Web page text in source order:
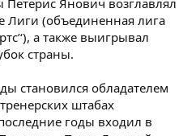
Петерис Янович возглавлял
Лиги (объединенная лига
а также выигрывал
страны.
становился обладателем
штабах
годы входил в